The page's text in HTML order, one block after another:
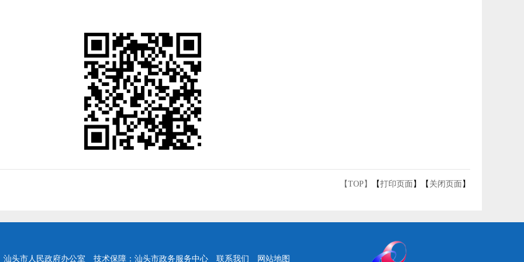
【TOP】 【打印页面 】【 关闭页面 】
汕头市人民政府办公室 技术保障：汕头市政务服务中心 联系我们 网站地图